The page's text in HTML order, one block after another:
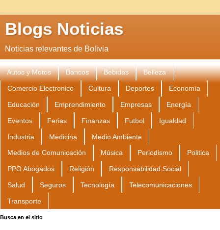
Blogs Noticias
Noticias relevantes de Bolivia
Autos y Motos Bancos Bebidas Belleza
Comercio Electronico Cultura Deportes Economía
Educación Emprendimiento Empresas Energía
Eventos Ferias Finanzas Futbol Igualdad
Industria Medicina Medio Ambiente
Medios de Comunicación Música Periodismo Politica
PPO Abogados Religión Responsabilidad Social
Salud Seguros Tecnología Telecomunicaciones
Transporte
Busca en el sitio